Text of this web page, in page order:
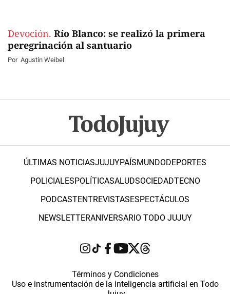
Devoción. Río Blanco: se realizó la primera
peregrinación al santuario
Por Agustín Weibel
ÚLTIMAS NOTICIASJUJUYPAÍSMUNDODEPORTES
POLICIALESPOLÍTICASALUDSOCIEDADTECNO
PODCASTENTREVISTASESPECTÁCULOS
NEWSLETTERANIVERSARIO TODO JUJUY
Términos y Condiciones
Uso e instrumentación de la inteligencia artificial en Todo